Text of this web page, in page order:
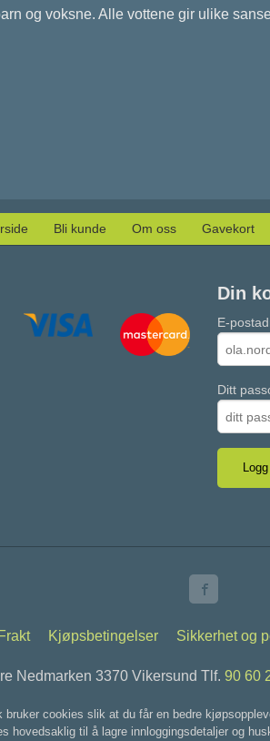
og voksne. Alle vottene gir ulike
Bli kunde Om oss Gavekort
Din
E-
Ditt
Kjøpsbetingelser Sikkerhet og
Nedmarken 3370 Vikersund Tlf. 90 60
bruker cookies slik at du får en bedre
hovedsaklig til å lagre innloggingsdetaljer og